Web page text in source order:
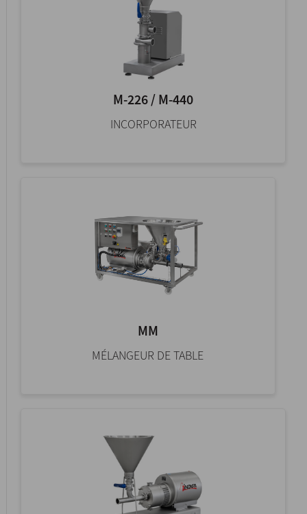
M-226 / M-440
INCORPORATEUR
MM
MÉLANGEUR DE TABLE